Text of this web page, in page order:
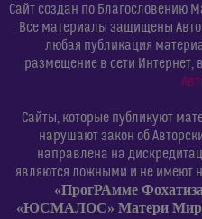
Сайт создан по Благословению
Все материалы защищены
любая публикация
размещение в сети
Сайты, которые публикуют
нарушают закон об
направлена на
являются ложными и не имеют
«ПрогРАмме
«ЮСМАЛОС» Матери